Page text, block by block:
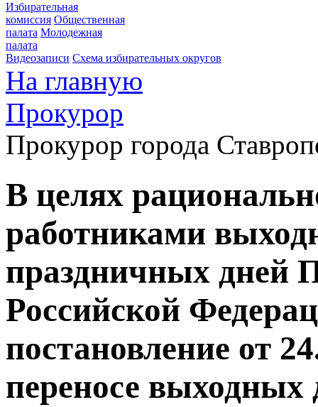
Избирательная
комиссия Общественная
палата Молодежная
палата
Видеозаписи Схема избирательных округов
На главную
Прокурор
Прокурор города
В целях
работниками
праздничных дней
Российской
постановление от
переносе выходных